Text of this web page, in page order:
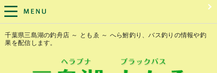
千葉県三島湖の釣舟店 ～ ともゑ ～ へら鮒釣り、バス釣りの情報や釣
果を配信します。